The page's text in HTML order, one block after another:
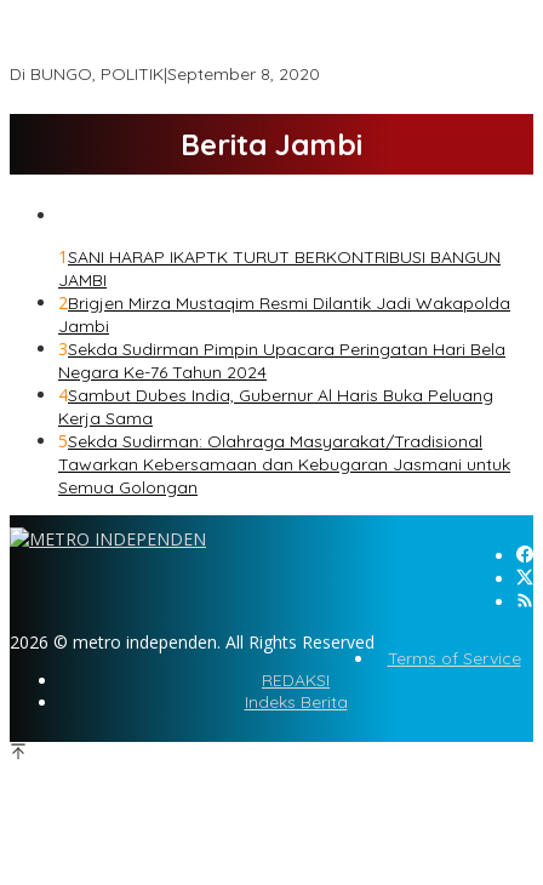
Di BUNGO, POLITIK|September 8, 2020
Berita Jambi
1SANI HARAP IKAPTK TURUT BERKONTRIBUSI BANGUN
JAMBI
2Brigjen Mirza Mustaqim Resmi Dilantik Jadi Wakapolda
Jambi
3Sekda Sudirman Pimpin Upacara Peringatan Hari Bela
Negara Ke-76 Tahun 2024
4Sambut Dubes India, Gubernur Al Haris Buka Peluang
Kerja Sama
5Sekda Sudirman: Olahraga Masyarakat/Tradisional
Tawarkan Kebersamaan dan Kebugaran Jasmani untuk
Semua Golongan
2026 © metro independen. All Rights Reserved
Terms of Service
REDAKSI
Indeks Berita